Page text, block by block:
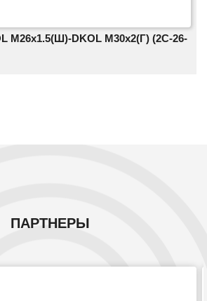
M26х1.5(Ш)-DKOL M30х2(Г) (2C-26-
ПАРТНЕРЫ